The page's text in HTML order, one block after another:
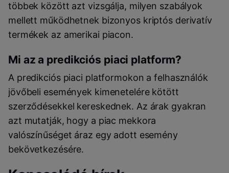
többek között azt vizsgálja, milyen szabályok
mellett működhetnek bizonyos kriptós derivatív
termékek az amerikai piacon.
Mi az a predikciós piaci platform?
A predikciós piaci platformokon a felhasználók
jövőbeli események kimenetelére kötött
szerződésekkel kereskednek. Az árak gyakran
azt mutatják, hogy a piac mekkora
valószínűséget áraz egy adott esemény
bekövetkezésére.